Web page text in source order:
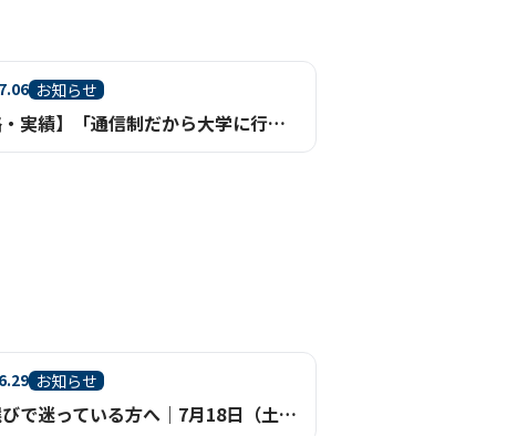
お知らせ
【進路・実績】「通信制だから大学に行けない」は、もう過去のイメージ。【鹿児島】
お知らせ
進路選びで迷っている方へ｜7月18日（土）学校説明会を鹿児島天文館で開催